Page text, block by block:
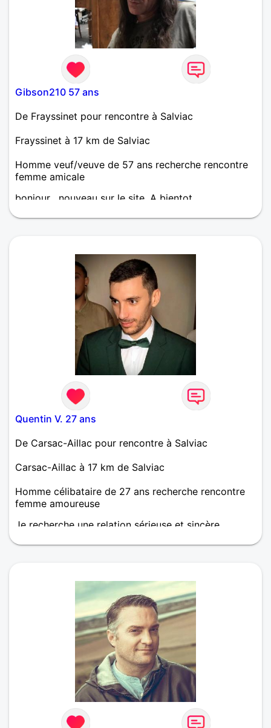
Gibson210 57 ans
De Frayssinet pour rencontre à Salviac
Frayssinet à 17 km de Salviac
Homme veuf/veuve de 57 ans recherche rencontre
femme amicale
bonjour , nouveau sur le site. A bientot
Quentin V. 27 ans
De Carsac-Aillac pour rencontre à Salviac
Carsac-Aillac à 17 km de Salviac
Homme célibataire de 27 ans recherche rencontre
femme amoureuse
Je recherche une relation sérieuse et sincère